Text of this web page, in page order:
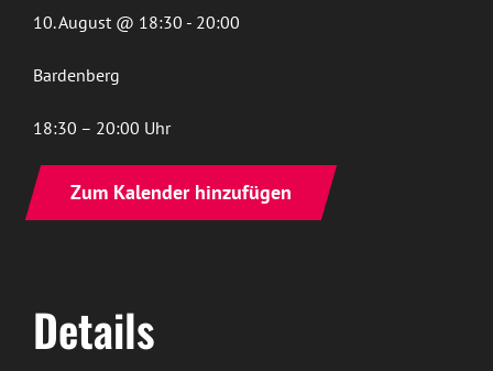
10. August @ 18:30 - 20:00
Bardenberg
18:30 – 20:00 Uhr
Zum Kalender hinzufügen
Details